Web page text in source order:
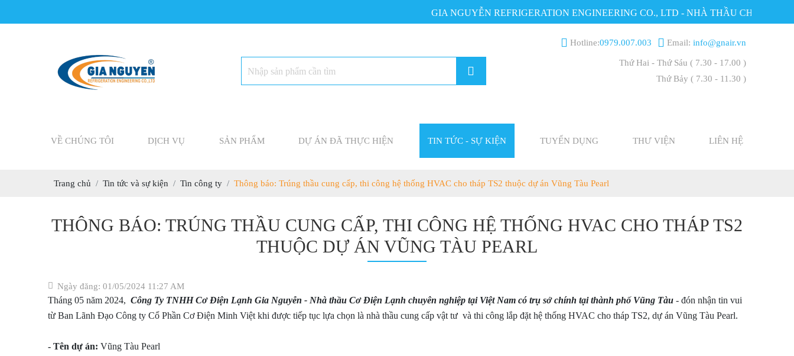
GIA NGUYỄN REFRIGERATION ENGINEERING CO., LTD - NHÀ THẦU CHUYÊN
Hotline:0979.007.003 Email:info@gnair.vn
Thứ Hai - Thứ Sáu( 7.30 - 17.00 )
Thứ Bảy( 7.30 - 11.30 )
VỀ CHÚNG TÔI DỊCH VỤ SẢN PHẨM DỰ ÁN ĐÃ THỰC HIỆN TIN TỨC - SỰ KIỆN TUYỂN DỤNG THƯ VIỆN LIÊN HỆ
Trang chủ Tin tức và sự kiện Tin công ty Thông báo: Trúng thầu cung cấp, thi công hệ thống HVAC cho tháp TS2 thuộc dự án Vũng Tàu Pearl
THÔNG BÁO: TRÚNG THẦU CUNG CẤP, THI CÔNG HỆ THỐNG HVAC CHO THÁP TS2
THUỘC DỰ ÁN VŨNG TÀU PEARL
Ngày đăng: 01/05/2024 11:27 AM
Tháng 05 năm 2024, Công Ty TNHH Cơ Điện Lạnh Gia Nguyễn - Nhà thầu Cơ Điện Lạnh chuyên nghiệp tại Việt Nam có trụ sở chính tại thành phố Vũng Tàu- đón nhận tin vui
từ Ban Lãnh Đạo Công ty Cổ Phần Cơ Điện Minh Việt khi được tiếp tục lựa chọn là nhà thầu cung cấp vật tư và thi công lắp đặt hệ thống HVAC cho tháp TS2, dự án Vũng Tàu Pearl.
- Tên dự án: Vũng Tàu Pearl